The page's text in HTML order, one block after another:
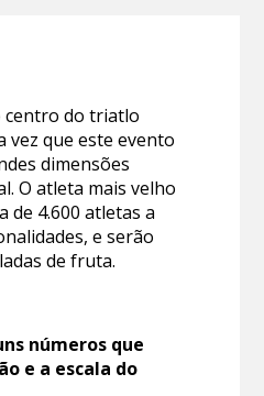
centro do triatlo
que este evento
dimensões
O atleta mais velho
de 4.600 atletas a
e serão
de fruta.
números que
e a escala do